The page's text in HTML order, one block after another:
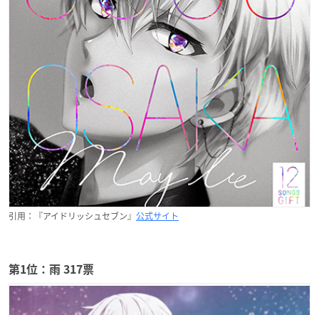
引用：『アイドリッシュセブン』 公式サイト
第1位：雨 317票